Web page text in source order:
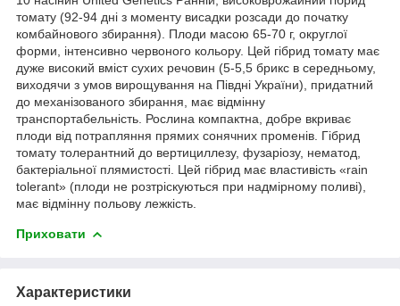
томату (92-94 дні з моменту висадки розсади до початку
комбайнового збирання). Плоди масою 65-70 г, округлої
форми, інтенсивно червоного кольору. Цей гібрид томату має
дуже високий вміст сухих речовин (5-5,5 брикс в середньому,
виходячи з умов вирощування на Півдні України), придатний
до механізованого збирання, має відмінну
транспортабельність. Рослина компактна, добре вкриває
плоди від потрапляння прямих сонячних променів. Гібрид
томату толерантний до вертициллезу, фузаріозу, нематод,
бактеріальної плямистості. Цей гібрид має властивість «rain
tolerant» (плоди не розтріскуються при надмірному поливі),
має відмінну польову лежкість.
Приховати
Характеристики